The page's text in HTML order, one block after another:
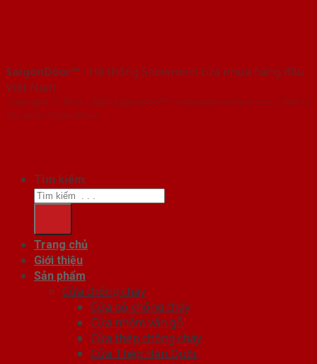
SaigonDoor™ - Hệ thống Showroom cửa nhựa hàng đầu
Việt Nam
Copyright ⓒ 2016 – 2026 SaigonDoor™ - www.bancuanhua.com | Đơn vị
chủ quản SaigonDoor
Tìm kiếm:
Trang chủ
Giới thiệu
Sản phẩm
Cửa chống cháy
Cửa gỗ chống cháy
Cửa nhôm vân gỗ
Cửa thép chống cháy
Cửa Thép Hàn Quốc